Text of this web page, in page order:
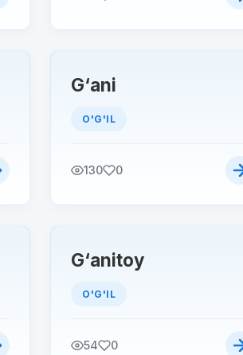
G‘ani
O'G'IL
130 0
G‘anitoy
O'G'IL
54 0